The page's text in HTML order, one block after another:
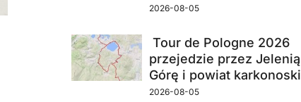
2026-08-05
Tour de Pologne 2026
przejedzie przez Jelenią
Górę i powiat karkonoski
2026-08-05